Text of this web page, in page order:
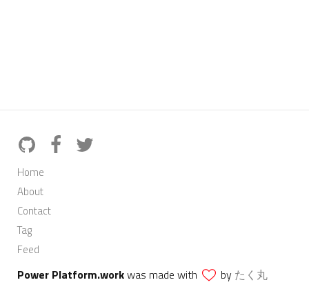
Home
About
Contact
Tag
Feed
Power Platform.workwas made with by たく丸